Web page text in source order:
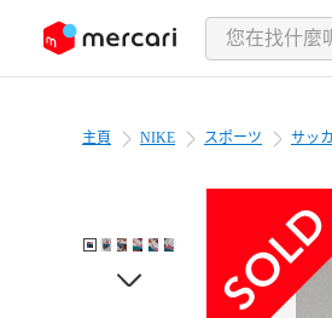
至內容
主頁 NIKE スポーツ サッ